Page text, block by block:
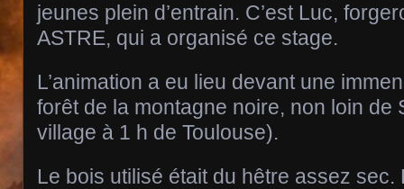
jeunes plein d’entrain. C’est Luc,
ASTRE, qui a organisé ce stage.
L’animation a eu lieu devant une
forêt de la montagne noire, non loin de
village à 1 h de Toulouse).
Le bois utilisé était du hêtre assez sec.